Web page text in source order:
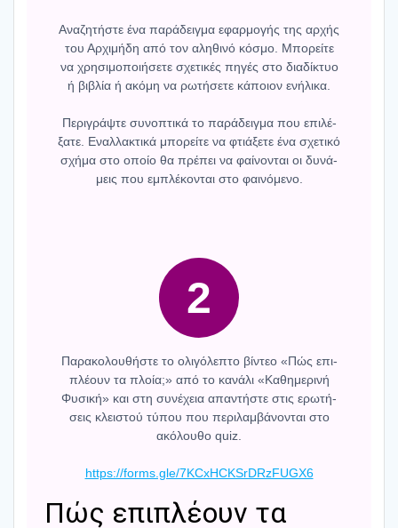
Aνα­ζη­τή­στε ένα παρά­δειγ­μα εφαρ­μο­γής της αρχής
του Αρχι­μή­δη από τον αλη­θι­νό κόσμο. Μπο­ρεί­τε
να χρη­σι­μο­ποι­ή­σε­τε σχε­τι­κές πηγές στο δια­δί­κτυο
ή βιβλία ή ακό­μη να ρωτή­σε­τε κάποιον ενή­λι­κα.
Περι­γράψ­τε συνο­πτι­κά το παρά­δειγ­μα που επι­λέ­
ξα­τε. Εναλ­λα­κτι­κά μπο­ρεί­τε να φτιά­ξε­τε ένα σχε­τι­κό
σχή­μα στο οποίο θα πρέ­πει να φαί­νο­νται οι δυνά­
μεις που εμπλέ­κο­νται στο φαι­νό­με­νο.
2
Παρα­κο­λου­θή­στε το ολι­γό­λε­πτο βίντεο «Πώς επι­
πλέ­ουν τα πλοία;» από το κανά­λι «Καθη­με­ρι­νή
Φυσι­κή» και στη συνέ­χεια απα­ντή­στε στις ερω­τή­
σεις κλει­στού τύπου που περι­λαμ­βά­νο­νται στο
ακό­λου­θο quiz.
https://forms.gle/7KCxHCKSrDRzFUGX6